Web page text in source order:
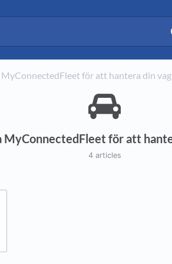
för att hantera din
MyConnectedFleet för att
4 articles